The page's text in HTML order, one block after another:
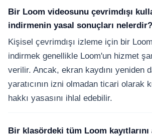
Bir Loom videosunu çevrimdışı
indirmenin yasal sonuçları nelerdir?
Kişisel çevrimdışı izleme için bir Loom
indirmek genellikle Loom'un hizmet
verilir. Ancak, ekran kaydını yeniden
yaratıcının izni olmadan ticari olarak
hakkı yasasını ihlal edebilir.
Bir klasördeki tüm Loom kayıtlarını